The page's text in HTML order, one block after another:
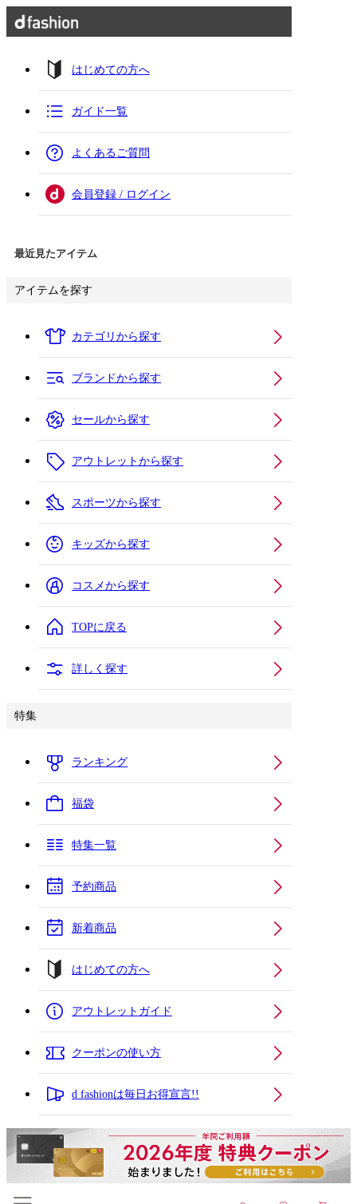
はじめての方へ
ガイド一覧
よくあるご質問
会員登録 / ログイン
最近見たアイテム
アイテムを探す
カテゴリから探す
ブランドから探す
セールから探す
アウトレットから探す
スポーツから探す
キッズから探す
コスメから探す
TOPに戻る
詳しく探す
特集
ランキング
福袋
特集一覧
予約商品
新着商品
はじめての方へ
アウトレットガイド
クーポンの使い方
d fashionは毎日お得宣言!!